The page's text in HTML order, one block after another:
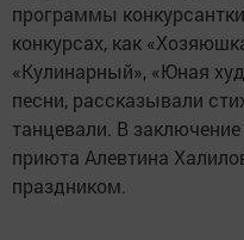
программы
конкурсах, как
«Кулинарный», «Юная
песни, рассказывали
танцевали. В
приюта Алевтина
праздником.